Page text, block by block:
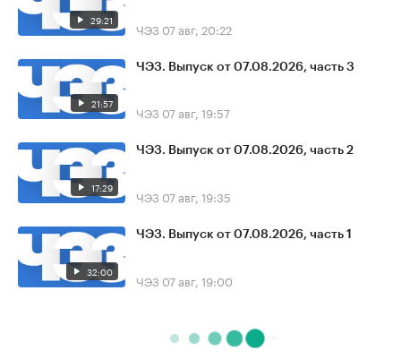
29:21 ЧЭЗ 07 авг, 20:22
21:57
ЧЭЗ. Выпуск от 07.08.2026, часть 3
ЧЭЗ 07 авг, 19:57
17:29
ЧЭЗ. Выпуск от 07.08.2026, часть 2
ЧЭЗ 07 авг, 19:35
32:00
ЧЭЗ. Выпуск от 07.08.2026, часть 1
ЧЭЗ 07 авг, 19:00